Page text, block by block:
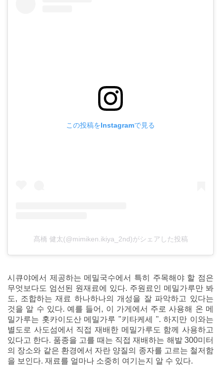
この投稿をInstagramで見る
髙橋 健太(@mimiken.ikiya_2nd)がシェアした投稿
시큐야에서 제공하는 메밀국수에서 특히 주목해야 할 점은
무엇보다도 엄선된 원재료에 있다. 주원료인 메밀가루만 봐
도, 조합하는 재료 하나하나의 개성을 잘 파악하고 있다는
것을 알 수 있다. 예를 들어, 이 가게에서 주로 사용해 온 메
밀가루는 홋카이도산 메밀가루 "키타케세 ". 하지만 이와는
별도로 사도섬에서 직접 재배한 메밀가루도 함께 사용하고
있다고 한다. 품종을 고를 때는 직접 재배하는 해발 300미터
의 장소와 같은 환경에서 자란 양질의 종자를 고르는 철저함
을 보인다. 재료를 얼마나 소중히 여기는지 알 수 있다.